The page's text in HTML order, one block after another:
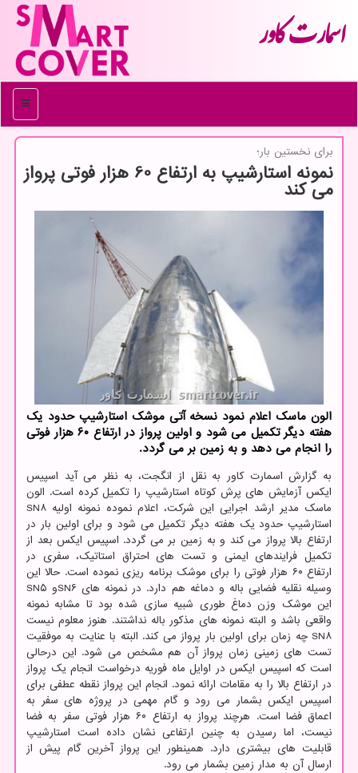
اسمارت كاور
منو
برای نخستین بار؛
نمونه استارشیپ به ارتفاع 60 هزار فوتی پرواز
می كند
الون ماسك اعلام نمود نسخه آتی موشك استارشیپ حدود یك
هفته دیگر تكمیل می شود و اولین پرواز در ارتفاع ۶۰ هزار فوتی
را انجام می دهد و به زمین بر می گردد.
به گزارش اسمارت کاور به نقل از انگجت، به نظر می آید اسپیس
ایکس آزمایش های پرش کوتاه استارشیپ را تکمیل کرده است. الون
ماسک مدیر ارشد اجرایی این شرکت، اعلام نموده نمونه اولیه SN۸
استارشیپ حدود یک هفته دیگر تکمیل می شود و برای اولین بار در
ارتفاع بالا پرواز می کند و به زمین بر می گردد. اسپیس ایکس بعد از
تکمیل فرایندهای ایمنی و تست های احتراق استاتیک، سفری در
ارتفاع ۶۰ هزار فوتی را برای موشک برنامه ریزی نموده است. حالا این
وسیله نقلیه فضایی باله و دماغه هم دارد. در نمونه های SN۶و SN۵
این موشک وزن دماغ طوری شبیه سازی شده بود تا مشابه نمونه
واقعی باشد و البته نمونه های مذکور باله نداشتند. هنوز معلوم نیست
SN۸ چه زمان برای اولین بار پرواز می کند. البته با عنایت به موفقیت
تست های زمینی زمان پرواز آن هم مشخص می شود. این درحالی
است که اسپیس ایکس در اوایل ماه فوریه درخواست انجام یک پرواز
در ارتفاع بالا را به مقامات ارائه نمود. انجام این پرواز نقطه عطفی برای
اسپیس ایکس بشمار می رود و گام مهمی در پروژه های سفر به
اعماق فضا است. هرچند پرواز به ارتفاع ۶۰ هزار فوتی سفر به فضا
نیست، اما رسیدن به چنین ارتفاعی نشان داده است استارشیپ
قابلیت های بیشتری دارد. همینطور این پرواز آخرین گام پیش از
ارسال آن به مدار زمین بشمار می رود.